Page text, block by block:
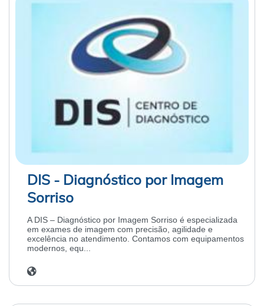
DIS - Diagnóstico por Imagem
Sorriso
A DIS – Diagnóstico por Imagem Sorriso é especializada
em exames de imagem com precisão, agilidade e
excelência no atendimento. Contamos com equipamentos
modernos, equ...